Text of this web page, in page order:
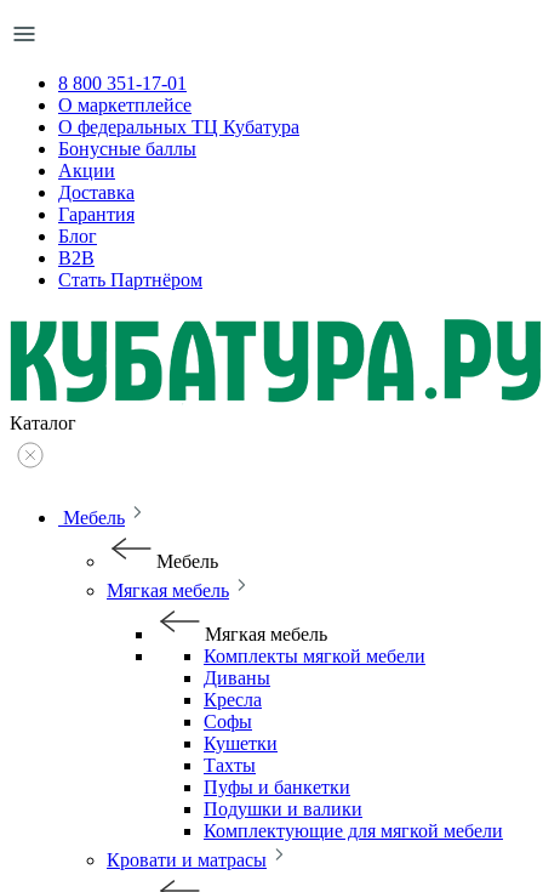
8 800 351-17-01
О маркетплейсе
О федеральных ТЦ Кубатура
Бонусные баллы
Акции
Доставка
Гарантия
Блог
B2B
Стать Партнёром
Каталог
Мебель
Мебель
Мягкая мебель
Мягкая мебель
Комплекты мягкой мебели
Диваны
Кресла
Софы
Кушетки
Тахты
Пуфы и банкетки
Подушки и валики
Комплектующие для мягкой мебели
Кровати и матрасы